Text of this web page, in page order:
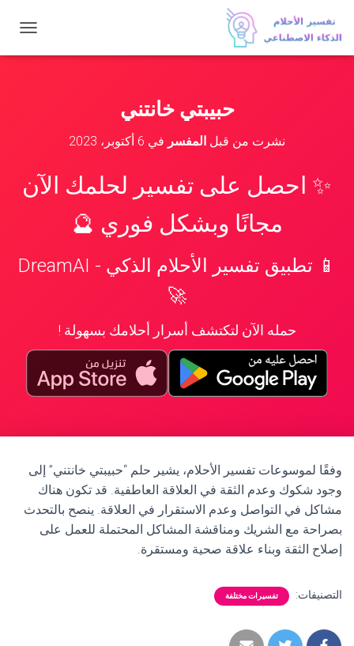
ب
ل
حبيبتي خانتني
نشرت من قبل المفسر في 6 أكتوبر، 2023
✨ احصل على تفسير لحلمك الآن
مجانًا وبشكل فوري 🔮
📱 تطبيق تفسير الأحلام الذكي - DreamAI
🚀
حمله الآن لتكتشف أسرار أحلامك بسهولة !
وفقًا لموسوعات تفسير الأحلام، يشير حلم “حبيبتي خانتني” إلى
وجود شكوك وعدم الثقة في العلاقة العاطفية. قد تكون هناك
مشاكل في التواصل وعدم الاستقرار في العلاقة. ينصح بالتحدث
بصراحة مع الشريك ومناقشة المشاكل المحتملة للعمل على
إصلاح الثقة وبناء علاقة صحية ومستقرة.
التصنيفات: تفسيرات مختلفة